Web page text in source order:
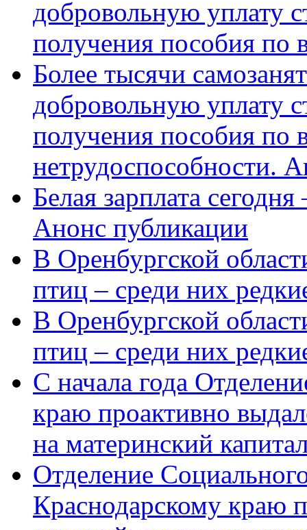
добровольную уплату
получения пособия по
Более тысячи
добровольную уплату
получения пособия по
нетрудоспособности.
Белая зарплата
Анонс публикации
В Оренбургской
птиц – среди них
В Оренбургской
птиц – среди них
С начала года
краю проактивно
на материнский
Отделение
Краснодарскому краю